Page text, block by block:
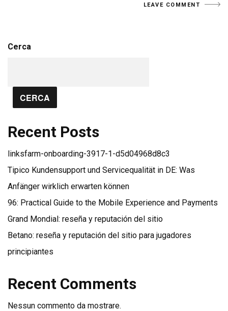
Cerca
CERCA
Recent Posts
linksfarm-onboarding-3917-1-d5d04968d8c3
Tipico Kundensupport und Servicequalität in DE: Was
Anfänger wirklich erwarten können
96: Practical Guide to the Mobile Experience and Payments
Grand Mondial: reseña y reputación del sitio
Betano: reseña y reputación del sitio para jugadores
principiantes
Recent Comments
Nessun commento da mostrare.